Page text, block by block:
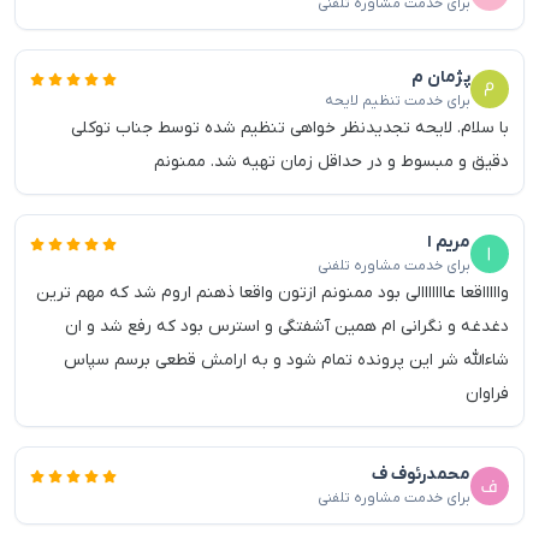
پژمان م
برای خدمت تنظیم لایحه
با سلام. لایحه تجدیدنظر خواهی تنظیم شده توسط جناب توکلی
دقیق و مبسوط و در حداقل زمان تهیه شد. ممنونم
مریم ا
برای خدمت مشاوره تلفنی
واااااقعا عااااااالی بود ممنونم ازتون واقعا ذهنم اروم شد که مهم ترین
دغدغه و نگرانی ام همین آشفتگی و استرس بود که رفع شد و ان
شاءالله شر این پرونده تمام شود و به ارامش قطعی برسم سپاس
فراوان
محمدرئوف ف
برای خدمت مشاوره تلفنی